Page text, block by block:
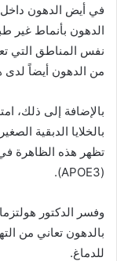
في أيض الدهون
الدهون بأنماط غير
من الدهون أيضاً لدى
بالإضافة إلى ذلك،
بالخلايا الدبقية
(APOE3).
وفسر الدكتور
بالدهون تعاني من
للدماغ.